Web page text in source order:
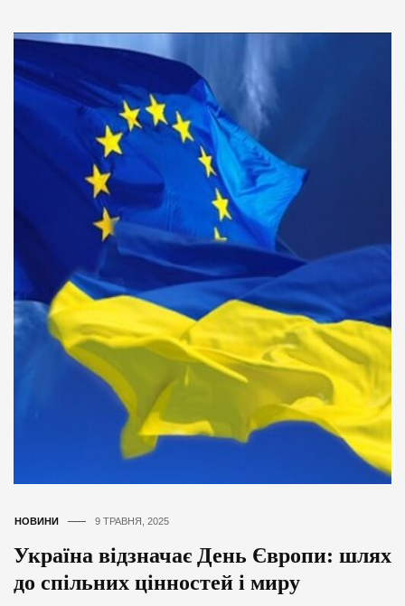
НОВИНИ 9 ТРАВНЯ, 2025
Україна відзначає День Європи: шлях
до спільних цінностей і миру